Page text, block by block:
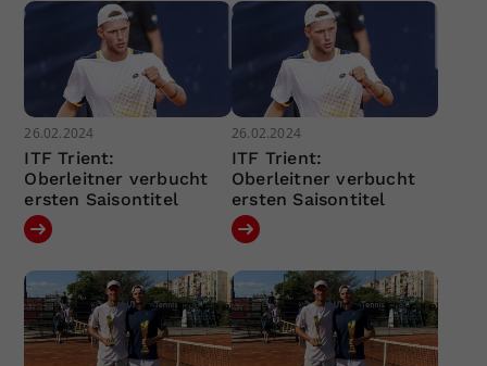
26.02.2024
ITF Trient:
Oberleitner verbucht
ersten Saisontitel
26.02.2024
ITF Trient:
Oberleitner verbucht
ersten Saisontitel